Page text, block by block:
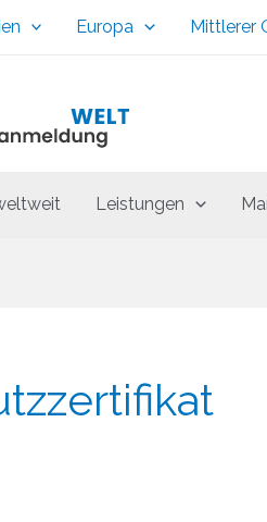
Europa Mittlerer
Leistungen